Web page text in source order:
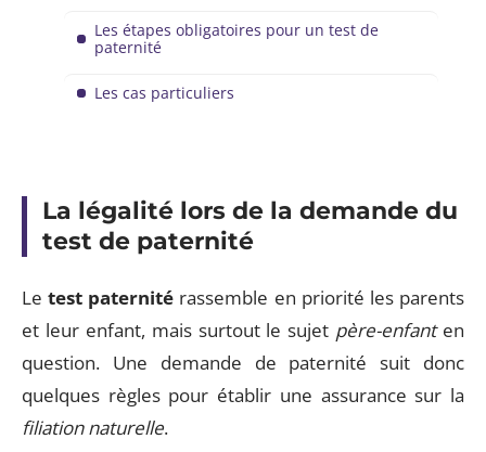
Les étapes obligatoires pour un test de
paternité
Les cas particuliers
La légalité lors de la demande du
test de paternité
Letest paternité rassemble en priorité les parents
et leur enfant, mais surtout le sujet père-enfanten
question. Une demande de paternité suit donc
quelques règles pour établir une assurance sur la
filiation naturelle.